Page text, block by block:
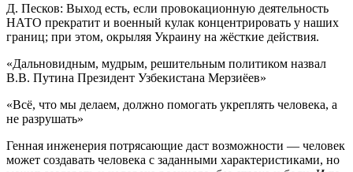
Д. Песков: Выход есть, если провокационную деятельность
НАТО прекратит и военный кулак концентрировать у наших
границ; при этом, окрыляя Украину на жёсткие действия.
«Дальновидным, мудрым, решительным политиком назвал
В.В. Путина Президент Узбекистана Мерзиёев»
«Всё, что мы делаем, должно помогать укреплять человека, а
не разрушать»
Генная инженерия потрясающие даст возможности — человек
может создавать человека с заданными характеристиками, но